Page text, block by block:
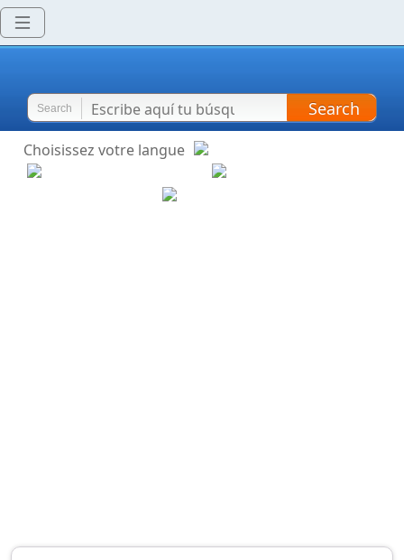
Search Search
Choisissez votre langue